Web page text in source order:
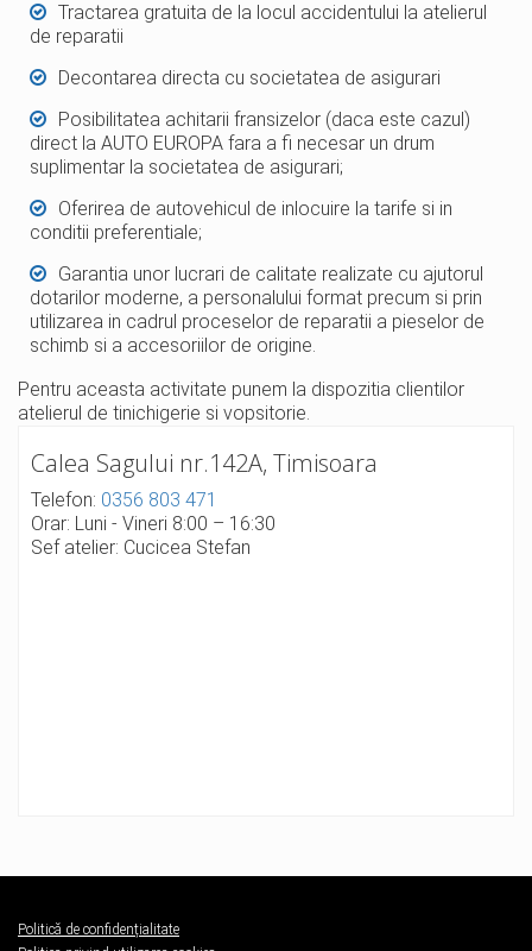
Tractarea gratuita de la locul accidentului la atelierul
de reparatii
Decontarea directa cu societatea de asigurari
Posibilitatea achitarii fransizelor (daca este cazul)
direct la AUTO EUROPA fara a fi necesar un drum
suplimentar la societatea de asigurari;
Oferirea de autovehicul de inlocuire la tarife si in
conditii preferentiale;
Garantia unor lucrari de calitate realizate cu ajutorul
dotarilor moderne, a personalului format precum si prin
utilizarea in cadrul proceselor de reparatii a pieselor de
schimb si a accesoriilor de origine.
Pentru aceasta activitate punem la dispozitia clientilor
atelierul de tinichigerie si vopsitorie.
Calea Sagului nr.142A, Timisoara
Telefon: 0356 803 471
Orar: Luni - Vineri 8:00 – 16:30
Sef atelier: Cucicea Stefan
Politică de confidențialitate